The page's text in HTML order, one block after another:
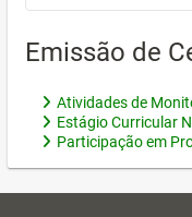
Emissão de
Atividades de
Estágio Curricular
Participação em